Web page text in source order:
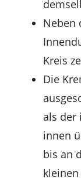
Neben
Kreis
Die
als der
innen
bis an